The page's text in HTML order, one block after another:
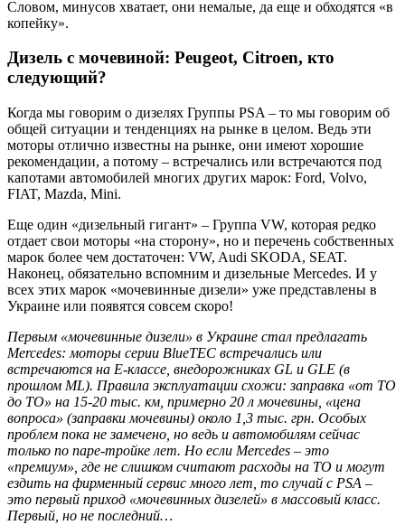
Словом, минусов хватает, они немалые, да еще и обходятся «в
копейку».
Дизель с мочевиной: Peugeot, Citroen, кто
следующий?
Когда мы говорим о дизелях Группы PSA – то мы говорим об
общей ситуации и тенденциях на рынке в целом. Ведь эти
моторы отлично известны на рынке, они имеют хорошие
рекомендации, а потому – встречались или встречаются под
капотами автомобилей многих других марок: Ford, Volvo,
FIAT, Mazda, Mini.
Еще один «дизельный гигант» – Группа VW, которая редко
отдает свои моторы «на сторону», но и перечень собственных
марок более чем достаточен: VW, Audi SKODA, SEAT.
Наконец, обязательно вспомним и дизельные Mercedes. И у
всех этих марок «мочевинные дизели» уже представлены в
Украине или появятся совсем скоро!
Первым «мочевинные дизели» в Украине стал предлагать
Mercedes: моторы серии BlueTEC встречались или
встречаются на Е-классе, внедорожниках GL и GLE (в
прошлом ML). Правила эксплуатации схожи: заправка «от ТО
до ТО» на 15-20 тыс. км, примерно 20 л мочевины, «цена
вопроса» (заправки мочевины) около 1,3 тыс. грн. Особых
проблем пока не замечено, но ведь и автомобилям сейчас
только по паре-тройке лет. Но если Mercedes – это
«премиум», где не слишком считают расходы на ТО и могут
ездить на фирменный сервис много лет, то случай с PSA –
это первый приход «мочевинных дизелей» в массовый класс.
Первый, но не последний…